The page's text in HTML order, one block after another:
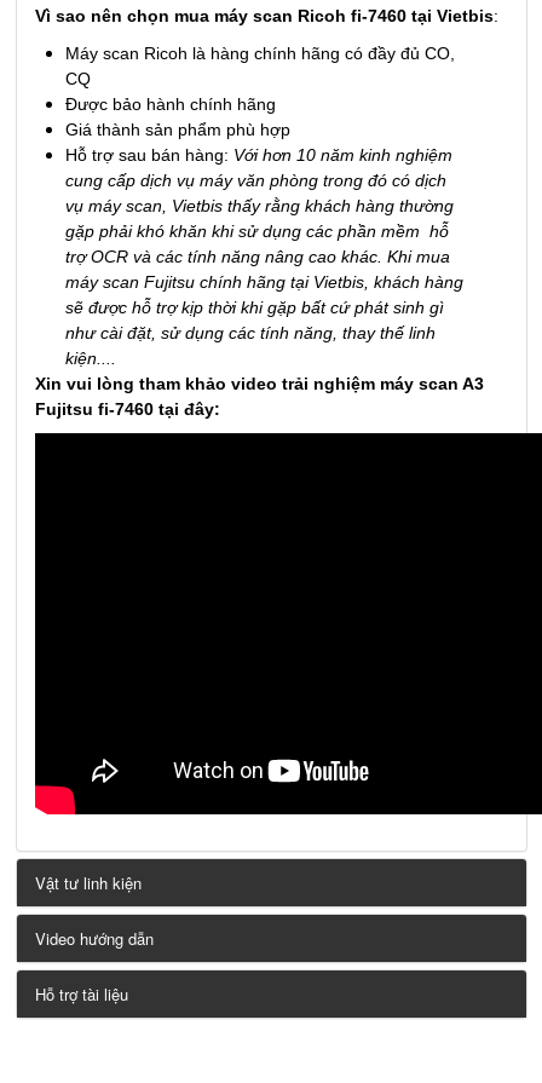
Vì sao nên chọn mua máy scan Ricoh fi-7460 tại Vietbis:
Máy scan Ricoh là hàng chính hãng có đầy đủ CO,
CQ
Được bảo hành chính hãng
Giá thành sản phẩm phù hợp
Hỗ trợ sau bán hàng: Với hơn 10 năm kinh nghiệm
cung cấp dịch vụ máy văn phòng trong đó có dịch
vụ máy scan, Vietbis thấy rằng khách hàng thường
gặp phải khó khăn khi sử dụng các phần mềm hỗ
trợ OCR và các tính năng nâng cao khác. Khi mua
máy scan Fujitsu chính hãng tại Vietbis, khách hàng
sẽ được hỗ trợ kịp thời khi gặp bất cứ phát sinh gì
như cài đặt, sử dụng các tính năng, thay thế linh
kiện....
Xin vui lòng tham khảo video trải nghiệm máy scan A3
Fujitsu fi-7460 tại đây:
Vật tư linh kiện
Video hướng dẫn
Hỗ trợ tài liệu